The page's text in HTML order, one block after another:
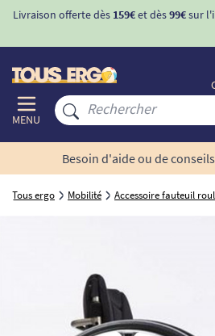
Livraison offerte dès 159€et dès99€sur
MENU
Besoin d'aide ou de
Tous ergo Mobilité Accessoire fauteuil